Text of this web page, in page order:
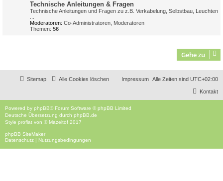
Technische Anleitungen & Fragen
Technische Anleitungen und Fragen zu z.B. Verkabelung, Selbstbau, Leuchten
Moderatoren: Co-Administratoren Moderatoren
Themen: 56
Gehe zu
Alle Zeiten sind UTC+02:00
Impressum
Alle Cookies löschen
Sitemap
Kontakt
Powered by phpBB® Forum Software © phpBB Limited
Deutsche Übersetzung durch phpBB.de
Style proflat von © Mazeltof 2017
phpBB SiteMaker
Datenschutz | Nutzungsbedingungen